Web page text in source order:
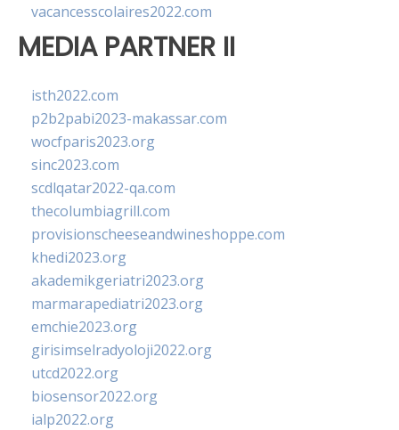
vacancesscolaires2022.com
MEDIA PARTNER II
isth2022.com
p2b2pabi2023-makassar.com
wocfparis2023.org
sinc2023.com
scdlqatar2022-qa.com
thecolumbiagrill.com
provisionscheeseandwineshoppe.com
khedi2023.org
akademikgeriatri2023.org
marmarapediatri2023.org
emchie2023.org
girisimselradyoloji2022.org
utcd2022.org
biosensor2022.org
ialp2022.org